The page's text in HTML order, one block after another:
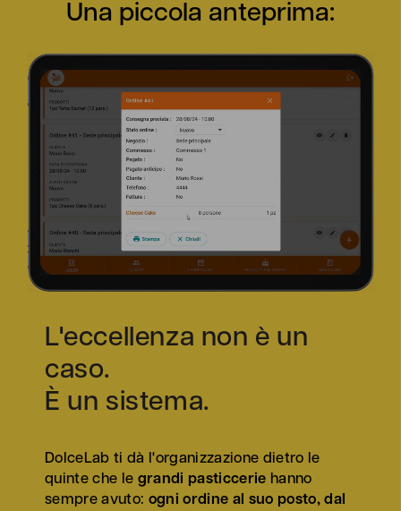
Una piccola anteprima:
L'eccellenza non è un
caso.
È un sistema.
DolceLab ti dà l'organizzazione dietro le
quinte che le grandi pasticcerie hanno
sempre avuto: ogni ordine al suo posto, dal